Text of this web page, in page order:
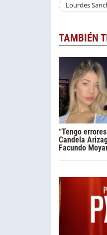
Lourdes
TAMBIÉN
“Tengo
Candela
Facundo